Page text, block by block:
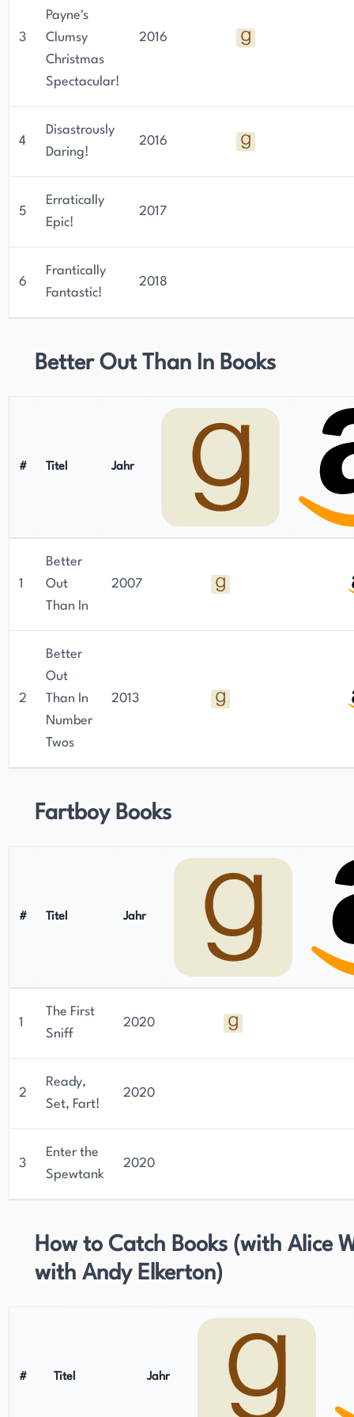
3
Payne's
Clumsy
Christmas
Spectacular!
2016
4
Disastrously
Daring!
2016
5
Erratically
Epic!
2017
6
Frantically
Fantastic!
2018
Better Out Than In Books
# Titel Jahr
1
Better
Out
Than In
2007
2
Better
Out
Than In
Number
Twos
2013
Fartboy Books
# Titel Jahr
1
The First
Sniff
2020
2
Ready,
Set, Fart!
2020
3
Enter the
Spewtank
2020
How to Catch Books (with Alice
with Andy Elkerton)
# Titel Jahr